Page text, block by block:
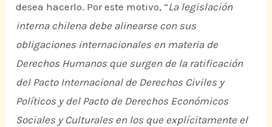
desea hacerlo. Por este motivo, “La legislación
interna chilena debe alinearse con sus
obligaciones internacionales en materia de
Derechos Humanos que surgen de la ratificación
del Pacto Internacional de Derechos Civiles y
Políticos y del Pacto de Derechos Económicos
Sociales y Culturales en los que explícitamente el